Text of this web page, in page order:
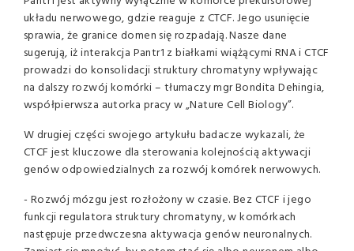
układu nerwowego, gdzie reaguje z CTCF. Jego usunięcie
sprawia, że granice domen się rozpadają. Nasze dane
sugerują, iż interakcja Pantr1 z białkami wiążącymi RNA i CTCF
prowadzi do konsolidacji struktury chromatyny wpływając
na dalszy rozwój komórki – tłumaczy mgr Bondita Dehingia,
współpierwsza autorka pracy w „Nature Cell Biology”.
W drugiej części swojego artykułu badacze wykazali, że
CTCF jest kluczowe dla sterowania kolejnością aktywacji
genów odpowiedzialnych za rozwój komórek nerwowych.
- Rozwój mózgu jest rozłożony w czasie. Bez CTCF i jego
funkcji regulatora struktury chromatyny, w komórkach
następuje przedwczesna aktywacja genów neuronalnych.